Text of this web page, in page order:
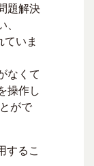
題解決
いま
なくて
操作し
がで
するこ